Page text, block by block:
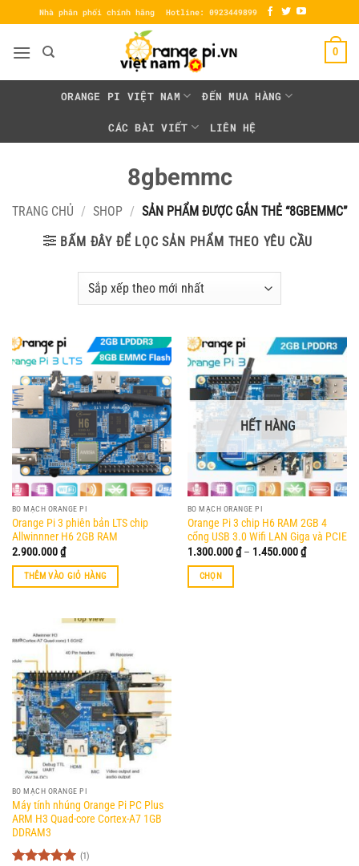
qua
nội
Nhà phân phối chính hãng Hotline: 0923449899
0
ORANGE PI VIỆT NAM ĐẾN MUA HÀNG
CÁC BÀI VIẾT LIÊN HỆ
8gbemmc
TRANG CHỦ / SHOP / SẢN PHẨM ĐƯỢC GẮN THẺ “8GBEMMC”
BẤM ĐÂY ĐỂ LỌC SẢN PHẨM THEO YÊU CẦU
BO MẠCH ORANGE PI
Orange Pi 3 phiên bản LTS chip
Allwinnner H6 2GB RAM
2.900.000₫
THÊM VÀO GIỎ HÀNG
HẾT HÀNG
BO MẠCH ORANGE PI
Orange Pi 3 chip H6 RAM 2GB 4
cổng USB 3.0 Wifi LAN Giga và PCIE
1.300.000₫ – 1.450.000₫Khoảng
giá:
CHỌN
BO MẠCH ORANGE PI
Máy tính nhúng Orange Pi PC Plus
ARM H3 Quad-core Cortex-A7 1GB
DDRAM3
(1)